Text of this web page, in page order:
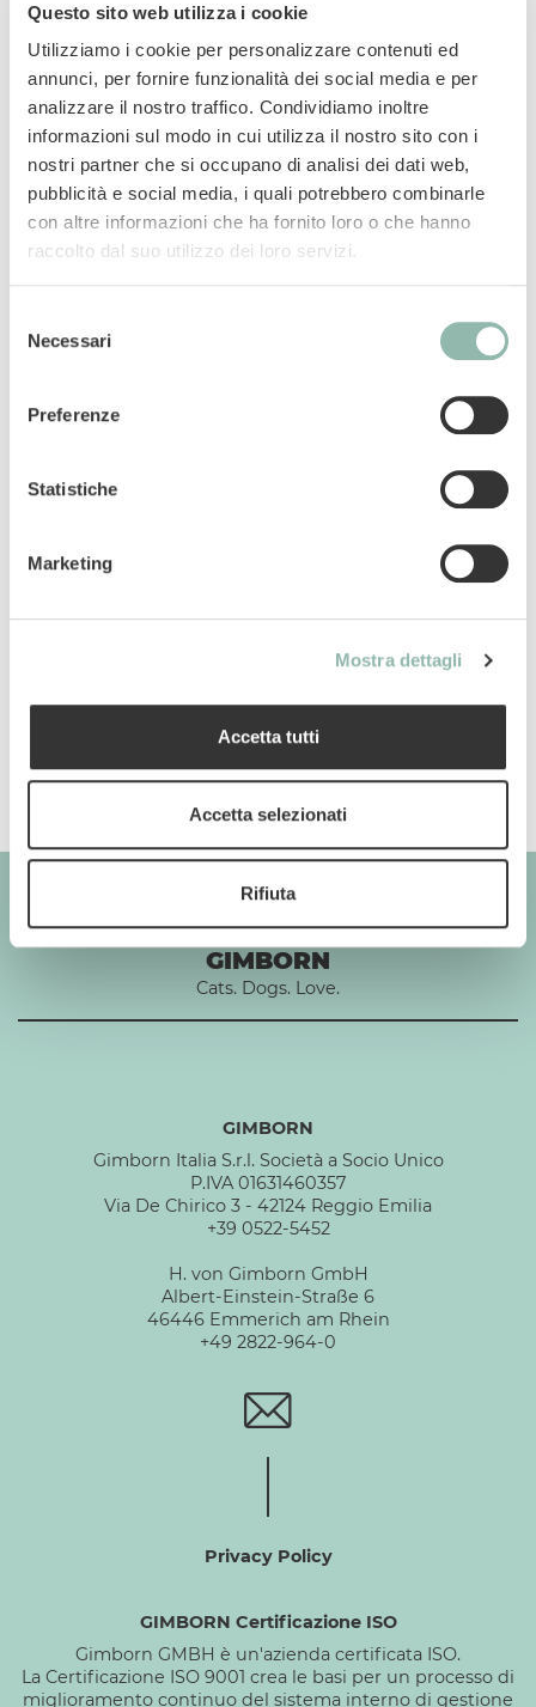
Questo sito web utilizza i cookie
Utilizziamo i cookie per personalizzare contenuti ed
annunci, per fornire funzionalità dei social media e per
analizzare il nostro traffico. Condividiamo inoltre
informazioni sul modo in cui utilizza il nostro sito con i
nostri partner che si occupano di analisi dei dati web,
pubblicità e social media, i quali potrebbero combinarle
con altre informazioni che ha fornito loro o che hanno
raccolto dal suo utilizzo dei loro servizi.
delNecessari
Preferenze
Statistiche
Marketing
Mostra dettagli
Accetta tutti
Accetta selezionati
Rifiuta
prodotti con formula senza cereali e con tanto
gustoso manzo. Contengono L-carnitina, che
favorisce il miglioramento delle performance.
Se abbinato all’attività fisica, questo speciale
ingrediente riduce l’accumulo di grassi nei
tessuti e stimola il metabolismo energetico.
Ideali per addestramento e agility.
Codice articolo: 02.514444
Uso
GIMBORN
Cats. Dogs. Love.
GIMBORN
Gimborn Italia S.r.l. Società a Socio Unico
P.IVA 01631460357
Via De Chirico 3 - 42124 Reggio Emilia
+39 0522-5452
H. von Gimborn GmbH
Albert-Einstein-Straße 6
46446 Emmerich am Rhein
+49 2822-964-0
Privacy Policy
GIMBORN Certificazione ISO
Gimborn GMBH è un'azienda certificata ISO.
La Certificazione ISO 9001 crea le basi per un processo di
miglioramento continuo del sistema interno di gestione